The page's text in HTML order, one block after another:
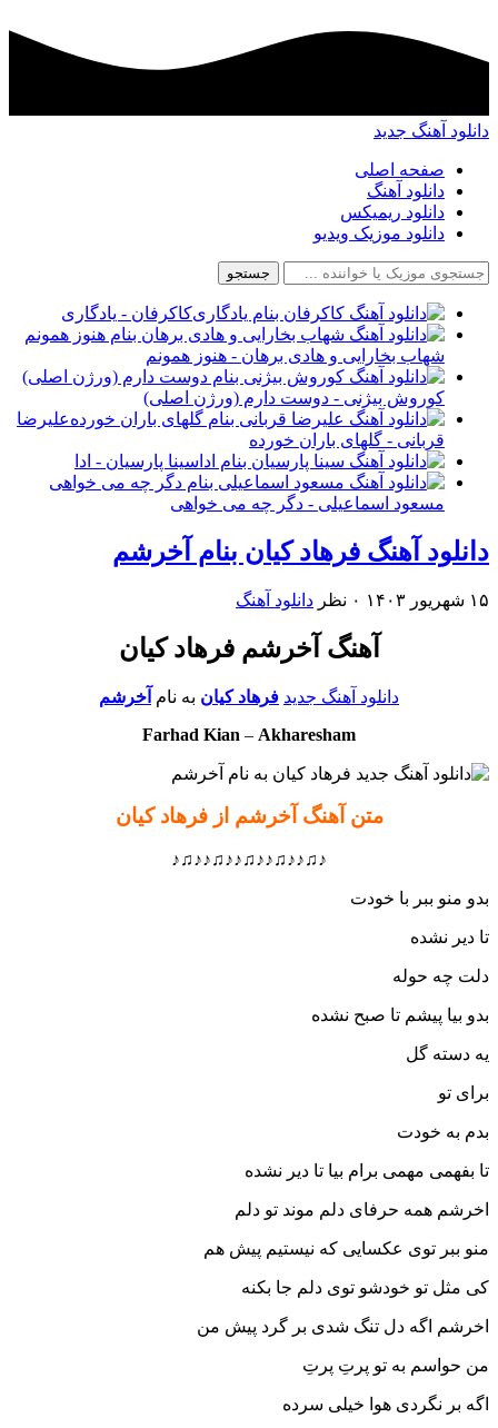
دانلود آهنگ جدید
صفحه اصلی
دانلود آهنگ
دانلود ریمیکس
دانلود موزیک ویدیو
جستجو
کاکرفان - یادگاری
شهاب بخارایی و هادی برهان - هنوز همونم
کوروش بیژنی - دوست دارم (ورژن اصلی)
علیرضا
قربانی - گلهای باران خورده
سینا پارسیان - ادا
مسعود اسماعیلی - دگر چه می خواهی
دانلود آهنگ فرهاد کیان بنام آخرشم
۱۵ شهریور ۱۴۰۳ ۰ نظر دانلود آهنگ
آهنگ آخرشم فرهاد کیان
دانلود آهنگ جدید فرهاد کیان به نام آخرشم
Farhad Kian – Akharesham
متن آهنگ آخرشم از فرهاد کیان
♪♫♪♪♫♪♪♫♪♪♫♪♪♫♪
بدو منو ببر با خودت
تا دیر نشده
دلت چه حوله
بدو بیا پیشم تا صبح نشده
یه دسته گل
برای تو
بدم به خودت
تا بفهمی مهمی برام بیا تا دیر نشده
اخرشم همه حرفای دلم موند تو دلم
منو ببر توی عکسایی که نیستیم پیش هم
کی مثل تو خودشو توی دلم جا بکنه
اخرشم اگه دل تنگ شدی بر گرد پیش من
من حواسم به تو پرتِ پرتِ
اگه بر نگردی هوا خیلی سرده